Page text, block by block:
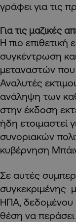
γράφει για τις
Για τις μαζικές
Η πιο επιθετική
συγκέντρωση
μεταναστών
Αναλυτές
ανάληψη των
στην έκδοση
ήδη ετοιμαστεί
συνοριακών
κυβέρνηση
Σε αυτές
συγκεκριμένης
ΗΠΑ, δεδομένου
θέση να